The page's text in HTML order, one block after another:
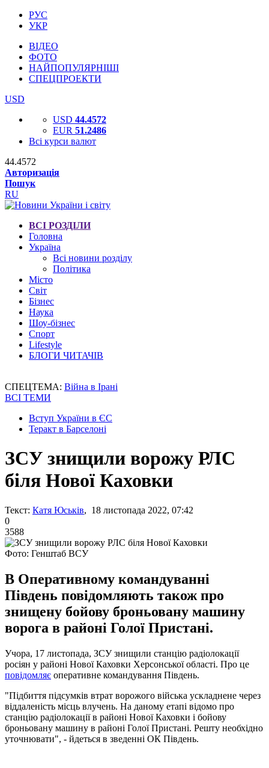
РУС
УКР
ВІДЕО
ФОТО
НАЙПОПУЛЯРНІШІ
СПЕЦПРОЕКТИ
USD
USD 44.4572
EUR 51.2486
Всі курси валют
44.4572
Авторизація
Пошук
RU
ВСІ РОЗДІЛИ
Головна
Україна
Всі новини розділу
Політика
Місто
Світ
Бізнес
Наука
Шоу-бізнес
Спорт
Lifestyle
БЛОГИ ЧИТАЧІВ
СПЕЦТЕМА: Війна в Ірані
ВСІ ТЕМИ
Вступ України в ЄС
Теракт в Барселоні
ЗСУ знищили ворожу РЛС
біля Нової Каховки
Текст: Катя Юськів, 18 листопада 2022, 07:42
0
3588
Фото: Генштаб ВСУ
В Оперативному командуванні
Південь повідомляють також про
знищену бойову броньовану машину
ворога в районі Голої Пристані.
Учора, 17 листопада, ЗСУ знищили станцію радіолокації
росіян у районі Нової Каховки Херсонської області. Про це
повідомляє оперативне командування Південь.
"Підбиття підсумків втрат ворожого війська ускладнене через
віддаленість місць влучень. На даному етапі відомо про
станцію радіолокації в районі Нової Каховки і бойову
броньовану машину в районі Голої Пристані. Решту необхідно
уточнювати", - йдеться в зведенні ОК Південь.